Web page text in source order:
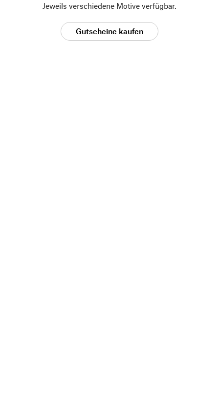
Jeweils verschiedene Motive verfügbar.
Gutscheine kaufen